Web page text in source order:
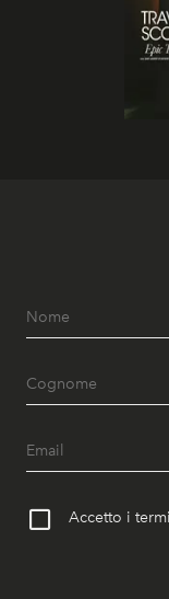
Accetto i